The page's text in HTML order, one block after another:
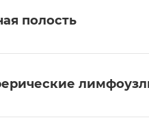
полость